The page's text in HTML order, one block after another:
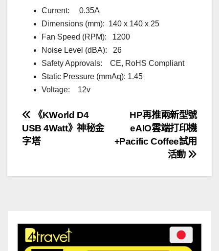
Current: 0.35A
Dimensions (mm): 140 x 140 x 25
Fan Speed (RPM): 1200
Noise Level (dBA): 26
Safety Approvals: CE, RoHS Compliant
Static Pressure (mmAq): 1.45
Voltage: 12v
文
章
覽
HP再推兩新型號
eAIO雲端打印機
+Pacific Coffee試用
活動
《KWorld D4
USB 4Watt》神秘金
字塔